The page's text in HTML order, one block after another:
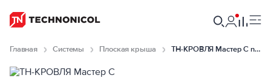
Главная Системы Плоская крыша ТН-КРОВЛЯ Мастер С null